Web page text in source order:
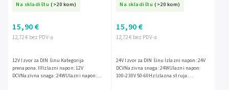
Na skladištu (>20 kom)
12,72 € bez PDV-a
15,90 €
12V Izvor za DIN šinu Kategorija
prenapona: IIIIzlazni napon: 12V
DCVNazivna snaga: 24WUlazni napon:
Na skladištu (>20 kom)
12,72 € bez PDV-a
15,90 €
24V Izvor za DIN šinu Izlazni napon: 24V
DCVNazivna snaga: 24WUlazni napon:
100-230V 50-60HzIzlazna struja: